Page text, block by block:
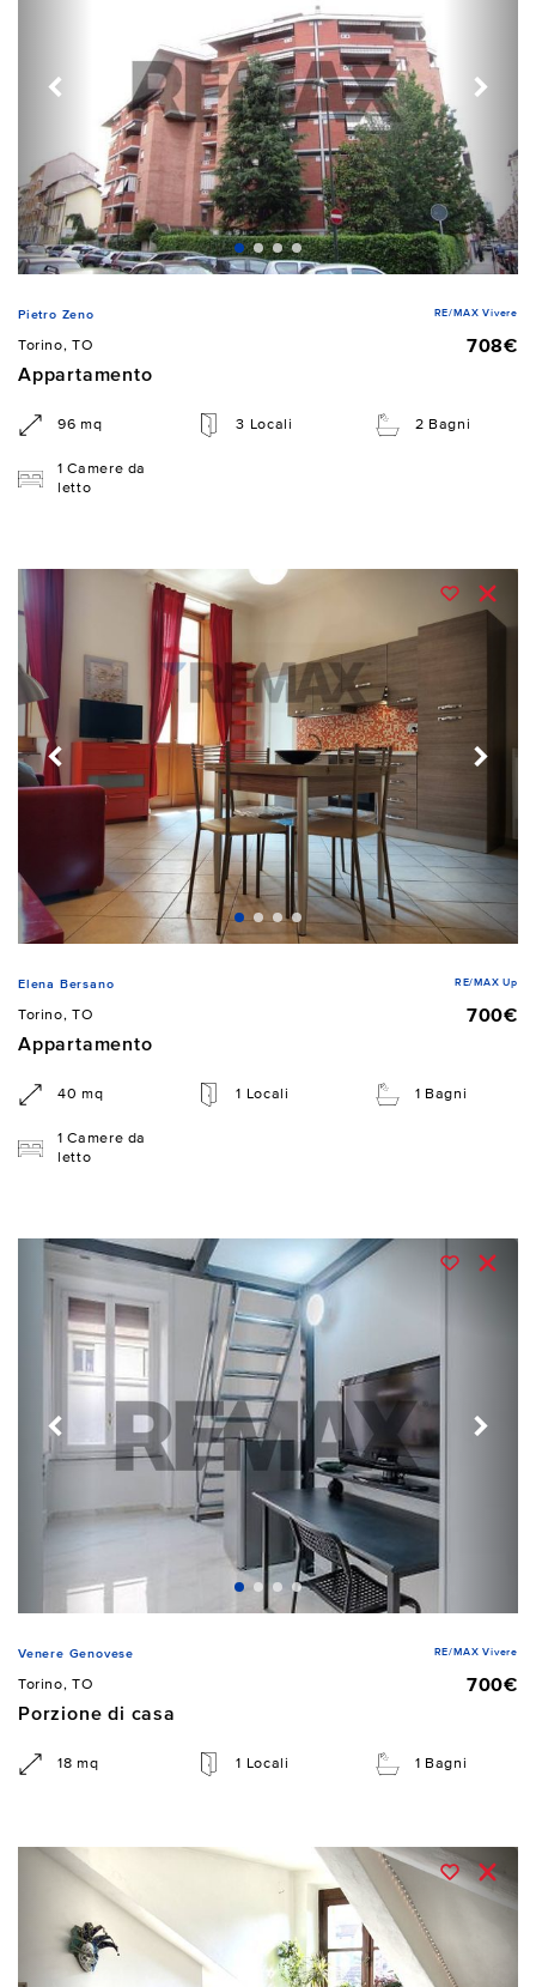
Pietro Zeno RE/MAX Vivere
Torino, TO
708€
Appartamento
96 mq 3 Locali 2 Bagni
1 Camere da
letto
Elena Bersano RE/MAX Up
Torino, TO
700€
Appartamento
40 mq 1 Locali 1 Bagni
1 Camere da
letto
Venere Genovese RE/MAX Vivere
Torino, TO
700€
Porzione di casa
18 mq 1 Locali 1 Bagni